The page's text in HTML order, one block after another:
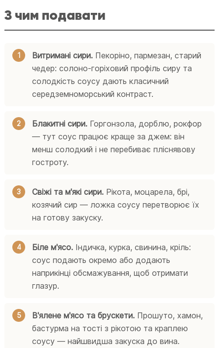
З чим подавати
Витримані сири. Пекоріно, пармезан, старий
чедер: солоно-горіховий профіль сиру та
солодкість соусу дають класичний
середземноморський контраст.
Блакитні сири. Горгонзола, дорблю, рокфор
— тут соус працює краще за джем: він
менш солодкий і не перебиває пліснявову
гостроту.
Свіжі та м'які сири. Рікота, моцарела, брі,
козячий сир — ложка соусу перетворює їх
на готову закуску.
Біле м'ясо. Індичка, курка, свинина, кріль:
соус подають окремо або додають
наприкінці обсмажування, щоб отримати
глазур.
В'ялене м'ясо та брускети. Прошуто, хамон,
бастурма на тості з рікотою та краплею
соусу — найшвидша закуска до вина.